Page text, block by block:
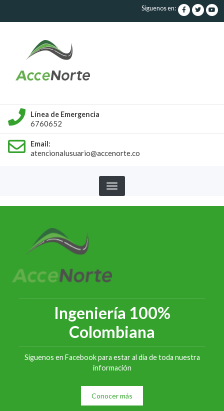
Síguenos en:
Línea de Emergencia
6760652
Email:
atencionalusuario@accenorte.co
Ingeniería 100%
Colombiana
Síguenos en Facebook para estar al día de toda nuestra
información
Conocer más